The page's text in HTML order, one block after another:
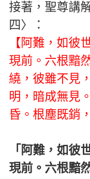
接著，聖尊講
四〉：
【阿難，如彼
現前。六根黯
繞，彼雖不見
明，暗成無見
昏。根塵既銷
「阿難，如彼
現前。六根黯